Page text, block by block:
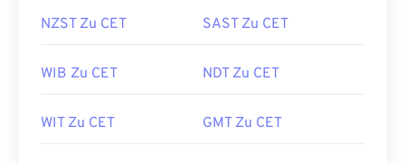
NZST Zu CET SAST Zu CET
WIB Zu CET NDT Zu CET
WIT Zu CET GMT Zu CET